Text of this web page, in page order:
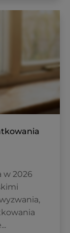
w 2026